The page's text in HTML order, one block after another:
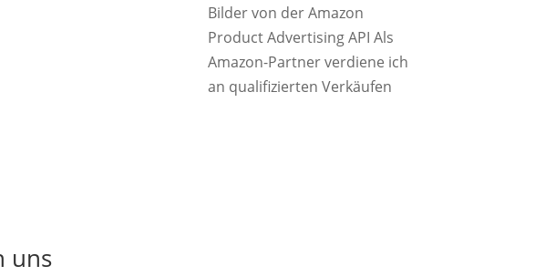
Bilder von der Amazon
Product Advertising API Als
Amazon-Partner verdiene ich
an qualifizierten Verkäufen
uns